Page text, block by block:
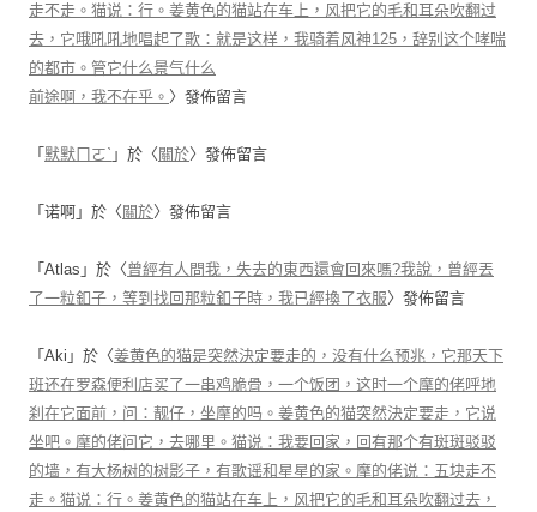
走不走。猫说：行。姜黄色的猫站在车上，风把它的毛和耳朵吹翻过
去，它哦吼吼地唱起了歌：就是这样，我骑着风神125，辞别这个哮喘
的都市。管它什么景气什么
前途啊，我不在乎。 〉發佈留言
「 默默ㄇㄛˋ 」於〈 關於〉發佈留言
「 诺啊 」於〈 關於〉發佈留言
「 Atlas 」於〈曾經有人問我，失去的東西還會回來嗎?我說，曾經丟
了一粒釦子，等到找回那粒釦子時，我已經換了衣服〉發佈留言
「 Aki 」於〈姜黄色的猫是突然決定要走的，没有什么预兆，它那天下
班还在罗森便利店买了一串鸡脆骨，一个饭团，这时一个摩的佬呼地
刹在它面前，问：靓仔，坐摩的吗。姜黄色的猫突然決定要走，它说
坐吧。摩的佬问它，去哪里。猫说：我要回家，回有那个有斑斑驳驳
的墙，有大杨树的树影子，有歌谣和星星的家。摩的佬说：五块走不
走。猫说：行。姜黄色的猫站在车上，风把它的毛和耳朵吹翻过去，